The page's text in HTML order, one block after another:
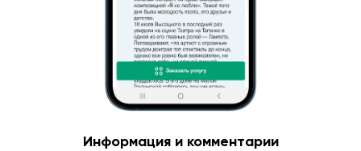
Информация и комментарии